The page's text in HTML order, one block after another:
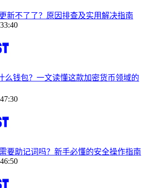
新不了了？原因排查及实用解决指南
么钱包？一文读懂这款加密货币领域的
要助记词吗？新手必懂的安全操作指南